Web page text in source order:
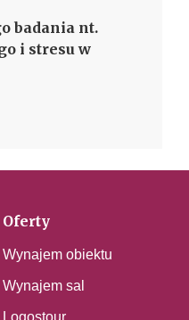
badania nt.
i stresu w
Oferty
Wynajem obiektu
Wynajem sal